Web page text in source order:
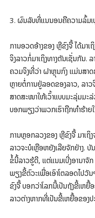
3. ຜົນລັບທີ່ແນນອນຄືຄວາມລົ້ມ
ການອວດອ້າງຂອງ ຫຼີຂົງຈື້ ໄດ້ມາ
ຈິງລາວກໍ່ມາເຖິງທາງຕັນເຊັ່ນກັນ.
ຄວມຈິງທີ່ວ່າ ຝາຫຼຸນກົງ ແມ່ນສາ
ຫຼາຍຕໍ່ການຢູ່ລອດຂອງລາວ, ລາວ
ສາດສະໜາໃຫ້ເວົ້າແບບມະລຸ່ມມະ
ບອກພຽງວ່າພວກເຮົາຖືກທຳຮ້າ
ການຫຼອກລວງຂອງ ຫຼີຂົງຈື້ ມາເຖິ
ລາວຈະບໍເຫຼືອຫຍັງເລີຍຈັກຢ່າງ.
ຂໍ້ນີ້ລາວຮູ້ດີ, ແຕ່ແນມເບີ່ງອານາຈັ
ພຽງຂີ້ຕົວະເພື່ອເອົາໂຕລອດໄປວັ
ຂົງຈື້ ບອກວ່າໂລກນີ້ເປັນຖັງຂີ້ເຫ
ລາວຕ່າງຫາກທີ່ເປັນຂີ້ເຫຍື້ອຂອ